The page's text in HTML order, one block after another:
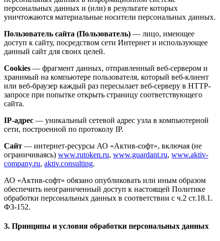
персональных данных и (или) в результате которых
уничтожаются материальные носители персональных данных.
Пользователь сайта (Пользователь) — лицо, имеющее
доступ к сайту, посредством сети Интернет и использующее
данный сайт для своих целей.
Cookies — фрагмент данных, отправленный веб-сервером и
хранимый на компьютере пользователя, который веб-клиент
или веб-браузер каждый раз пересылает веб-серверу в HTTP-
запросе при попытке открыть страницу соответствующего
сайта.
IP-адрес — уникальный сетевой адрес узла в компьютерной
сети, построенной по протоколу IP.
Сайт — интернет-ресурсы АО «Актив-софт», включая (не
ограничиваясь) www.rutoken.ru, www.guardant.ru, www.aktiv-
company.ru, aktiv.consulting.
АО «Актив-софт» обязано опубликовать или иным образом
обеспечить неограниченный доступ к настоящей Политике
обработки персональных данных в соответствии с ч.2 ст.18.1.
ФЗ-152.
3. Принципы и условия обработки персональных данных